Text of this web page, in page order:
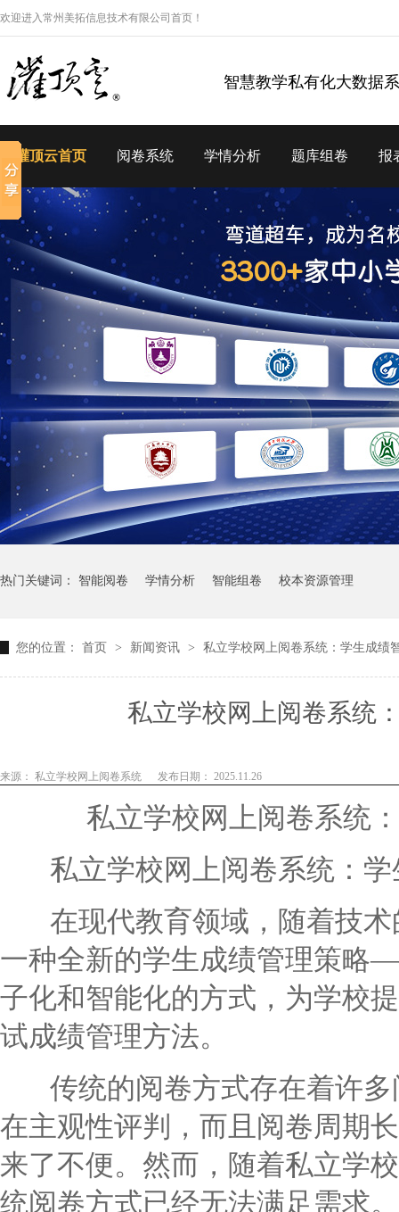
欢迎进入常州美拓信息技术有限公司首页！
智慧教学私有化大数据
灌顶云首页 阅卷系统 学情分析 题库组卷 报
热门关键词： 智能阅卷 学情分析 智能组卷 校本资源管理
您的位置： 首页 > 新闻资讯 > 私立学校网上阅卷系统：学生成绩
私立学校网上阅卷系统
来源： 私立学校网上阅卷系统 发布日期： 2025.11.26
私立学校网上阅卷系统
私立学校网上阅卷系统：学
在现代教育领域，随着技术
一种全新的学生成绩管理策略
子化和智能化的方式，为学校
试成绩管理方法。
传统的阅卷方式存在着许多
在主观性评判，而且阅卷周期
来了不便。然而，随着私立学
统阅卷方式已经无法满足需求。